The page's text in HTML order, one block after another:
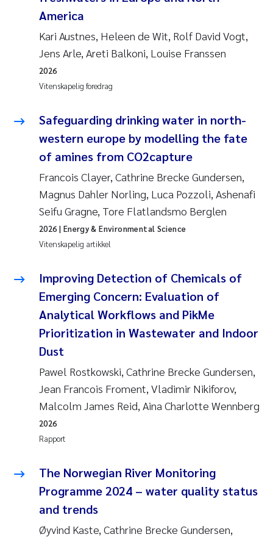
America
Kari Austnes, Heleen de Wit, Rolf David Vogt,
Jens Arle, Areti Balkoni, Louise Franssen
Vitenskapelig foredrag
2026
Safeguarding drinking water in north-
western europe by modelling the fate
of amines from CO2capture
Francois Clayer, Cathrine Brecke Gundersen,
Magnus Dahler Norling, Luca Pozzoli, Ashenafi
Seifu Gragne, Tore Flatlandsmo Berglen
Vitenskapelig artikkel
2026 | Energy & Environmental Science
Improving Detection of Chemicals of
Emerging Concern: Evaluation of
Analytical Workflows and PikMe
Prioritization in Wastewater and Indoor
Dust
Pawel Rostkowski, Cathrine Brecke Gundersen,
Jean Francois Froment, Vladimir Nikiforov,
Malcolm James Reid, Aina Charlotte Wennberg
Rapport
2026
The Norwegian River Monitoring
Programme 2024 – water quality status
and trends
Øyvind Kaste, Cathrine Brecke Gundersen,